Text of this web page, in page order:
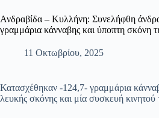
Ανδραβίδα – Κυλλήνη: Συνελήφθη
γραμμάρια κάνναβης και ύποπτη σκόνη
11 Οκτωβρίου, 2025
Κατασχέθηκαν -124,7- γραμμάρια
λευκής σκόνης και μία συσκευή